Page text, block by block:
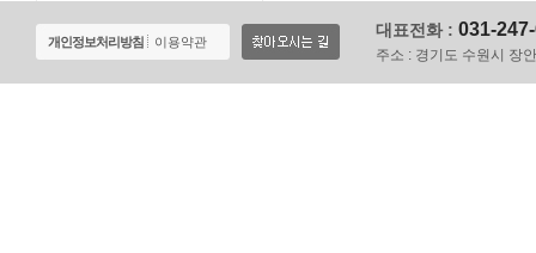
개인정보처리방침 이용약관
대표전화 : 031-
주소 : 경기도 수원시 장